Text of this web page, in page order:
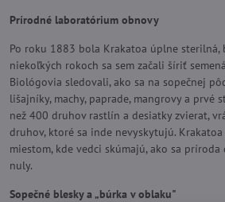
Prírodné laboratórium obnovy
Po roku 1883 bola Krakatoa úplne sterilná,
niekoľkých rokoch sa sem začali šíriť
Biológovia sledovali, ako sa na sopečnej
lišajníky, machy, paprade, mangrovy a prvé
než 400 druhov rastlín a desiatky zvierat,
druhov, ktoré sa inde nevyskytujú.
miestom, kde vedci skúmajú, ako sa
nuly.
Sopečné blesky a „búrka v oblaku"